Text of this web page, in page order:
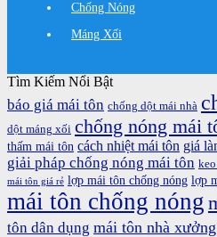
Chống Nóng
Máng Xối
Tìm Kiếm Nổi Bật
báo giá mái tôn chống dột mái nhà
dột máng xối chống nóng mái
thấm mái tôn cách nhiệt mái tôn giá
giải pháp chống nóng mái tôn
mái tôn giá rẻ lợp mái tôn chống nóng lợp
mái tôn chống nóng
tôn dân dụng mái tôn nhà xưởng